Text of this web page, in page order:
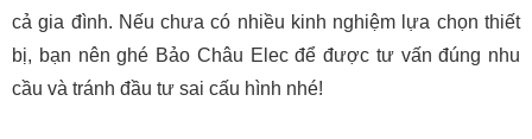
cả gia đình. Nếu chưa có nhiều kinh nghiệm lựa chọn thiết
bị, bạn nên ghé Bảo Châu Elec để được tư vấn đúng nhu
cầu và tránh đầu tư sai cấu hình nhé!